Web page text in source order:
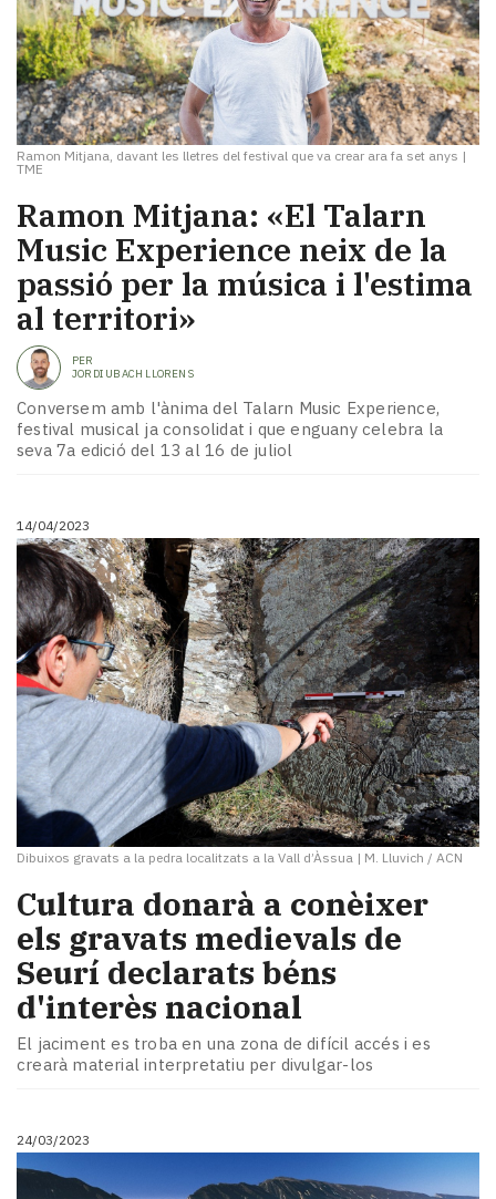
Ramon Mitjana, davant les lletres del festival que va crear ara fa set anys |
TME
Ramon Mitjana: «El Talarn
Music Experience neix de la
passió per la música i l'estima
al territori»
PER
JORDI UBACH LLORENS
Conversem amb l'ànima del Talarn Music Experience,
festival musical ja consolidat i que enguany celebra la
seva 7a edició del 13 al 16 de juliol
14/04/2023
Dibuixos gravats a la pedra localitzats a la Vall d’Àssua | M. Lluvich / ACN
Cultura donarà a conèixer
els gravats medievals de
Seurí declarats béns
d'interès nacional
El jaciment es troba en una zona de difícil accés i es
crearà material interpretatiu per divulgar-los
24/03/2023